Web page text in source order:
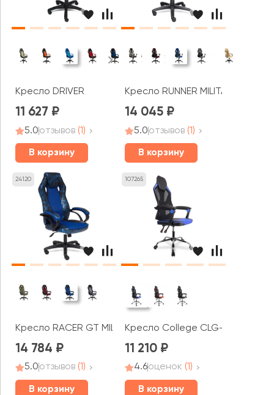
Кресло DRIVER
11 627
5.0отзывов (1)
В корзину
Кресло RUNNER MILITARY
14 045
5.0отзывов (1)
В корзину
24120
Кресло RACER GT MILITARY
14 784
5.0отзывов (1)
В корзину
107265
Кресло College CLG-802 LXH
11 210
4.6оценок (1)
В корзину